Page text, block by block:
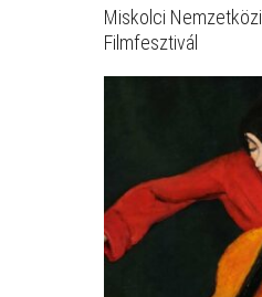
Miskolci Nemzetközi
Filmfesztivál